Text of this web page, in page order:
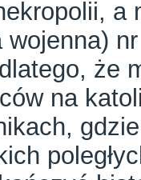
a
wojenna)
że
na